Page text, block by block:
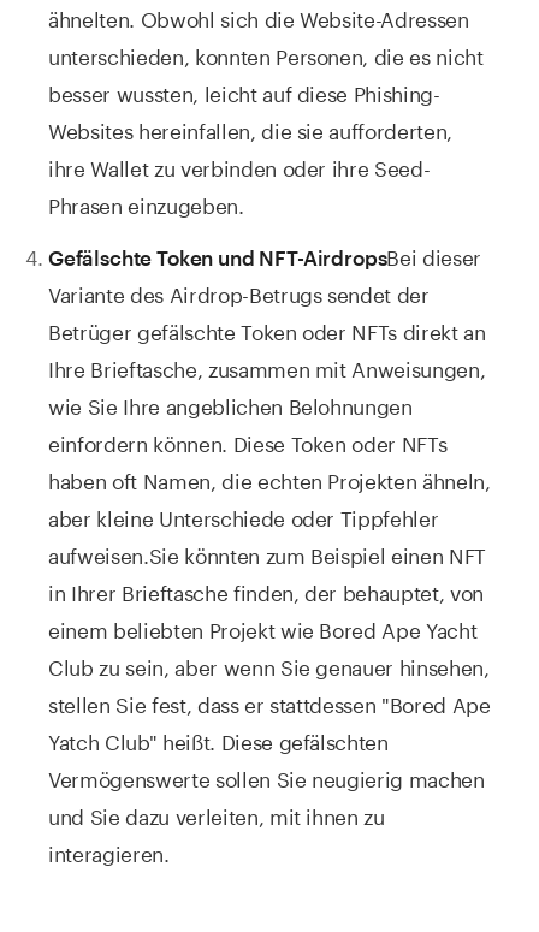
ähnelten. Obwohl sich die Website-Adressen
unterschieden, konnten Personen, die es nicht
besser wussten, leicht auf diese Phishing-
Websites hereinfallen, die sie aufforderten,
ihre Wallet zu verbinden oder ihre Seed-
Phrasen einzugeben.
Gefälschte Token und NFT-AirdropsBei dieser
Variante des Airdrop-Betrugs sendet der
Betrüger gefälschte Token oder NFTs direkt an
Ihre Brieftasche, zusammen mit Anweisungen,
wie Sie Ihre angeblichen Belohnungen
einfordern können. Diese Token oder NFTs
haben oft Namen, die echten Projekten ähneln,
aber kleine Unterschiede oder Tippfehler
aufweisen. Sie könnten zum Beispiel einen NFT
in Ihrer Brieftasche finden, der behauptet, von
einem beliebten Projekt wie Bored Ape Yacht
Club zu sein, aber wenn Sie genauer hinsehen,
stellen Sie fest, dass er stattdessen "Bored Ape
Yatch Club" heißt. Diese gefälschten
Vermögenswerte sollen Sie neugierig machen
und Sie dazu verleiten, mit ihnen zu
interagieren.